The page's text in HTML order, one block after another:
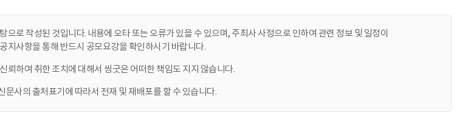
으로 작성된 것입니다. 내용에 오타 또는 오류가 있을 수 있으며, 주최사 사정으로 인하여 관련 정보 및 일정이
지사항을 통해 반드시 공모요강을 확인하시기 바랍니다.
뢰하여 취한 조치에 대해서 씽굿은 어떠한 책임도 지지 않습니다.
사의 출처표기에 따라서 전재 및 재배포를 할 수 있습니다.